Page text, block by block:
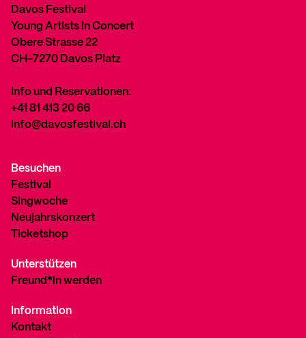
Davos Festival
Young Artists in Concert
Obere Strasse 22
CH-7270 Davos Platz
Info und Reservationen:
+41 81 413 20 66
info@davosfestival.ch
Besuchen
Festival
Singwoche
Neujahrskonzert
Ticketshop
Unterstützen
Freund*in werden
Information
Kontakt